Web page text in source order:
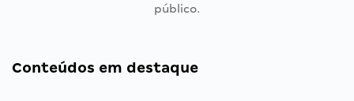
público.
Conteúdos em destaque